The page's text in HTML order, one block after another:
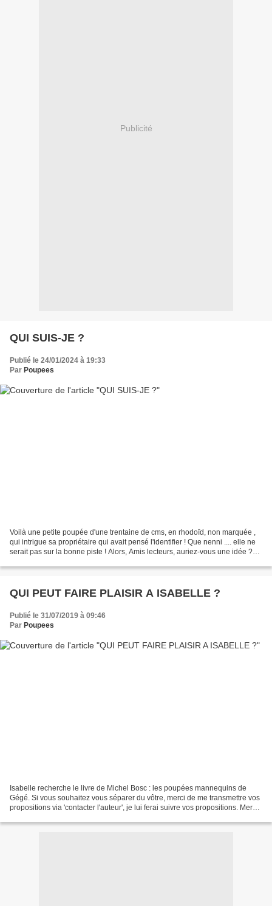
Publicité
QUI SUIS-JE ?
Publié le 24/01/2024 à 19:33
Par Poupees
Voilà une petite poupée d'une trentaine de cms, en rhodoïd, non marquée ,
qui intrigue sa propriétaire qui avait pensé l'identifier ! Que nenni .... elle ne
serait pas sur la bonne piste ! Alors, Amis lecteurs, auriez-vous une idée ?
QUI PEUT FAIRE PLAISIR A ISABELLE ?
Publié le 31/07/2019 à 09:46
Par Poupees
Isabelle recherche le livre de Michel Bosc : les poupées mannequins de
Gégé. Si vous souhaitez vous séparer du vôtre, merci de me transmettre vos
propositions via 'contacter l'auteur', je lui ferai suivre vos propositions. Merci